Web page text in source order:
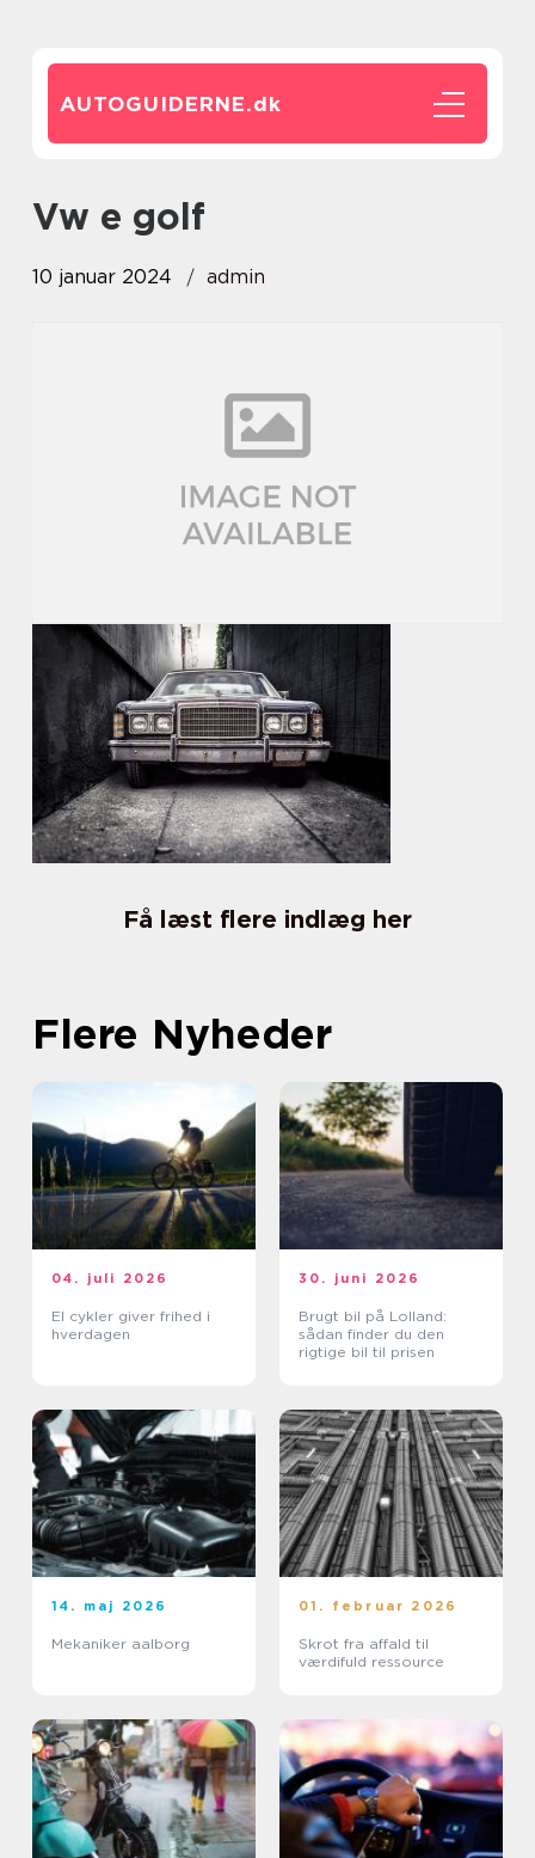
AUTOGUIDERNE.dk
vw e golf
10 januar 2024 admin
Få læst flere indlæg her
Flere Nyheder
04. juli 2026
El cykler giver frihed i
hverdagen
30. juni 2026
Brugt bil på Lolland:
sådan finder du den
rigtige bil til prisen
14. maj 2026
Mekaniker aalborg
01. februar 2026
Skrot fra affald til
værdifuld ressource